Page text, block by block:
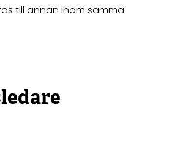
till annan inom samma